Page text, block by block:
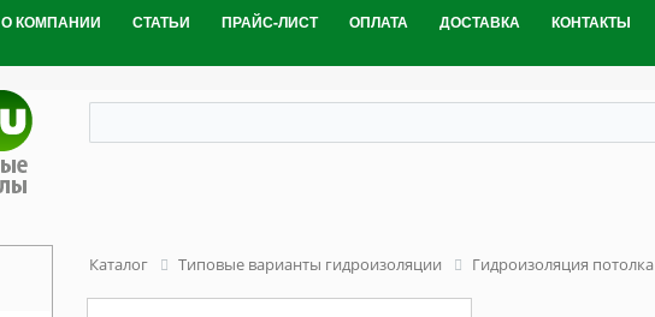
О КОМПАНИИ СТАТЬИ ПРАЙС-ЛИСТ ОПЛАТА ДОСТАВКА КОНТАКТЫ
Каталог Типовые варианты гидроизоляции Гидроизоляция потолка